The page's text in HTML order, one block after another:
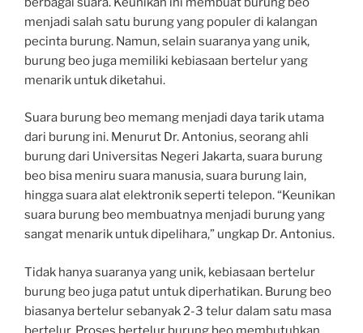
menjadi salah satu burung yang populer di kalangan
pecinta burung. Namun, selain suaranya yang unik,
burung beo juga memiliki kebiasaan bertelur yang
menarik untuk diketahui.
Suara burung beo memang menjadi daya tarik utama
dari burung ini. Menurut Dr. Antonius, seorang ahli
burung dari Universitas Negeri Jakarta, suara burung
beo bisa meniru suara manusia, suara burung lain,
hingga suara alat elektronik seperti telepon. “Keunikan
suara burung beo membuatnya menjadi burung yang
sangat menarik untuk dipelihara,” ungkap Dr. Antonius.
Tidak hanya suaranya yang unik, kebiasaan bertelur
burung beo juga patut untuk diperhatikan. Burung beo
biasanya bertelur sebanyak 2-3 telur dalam satu masa